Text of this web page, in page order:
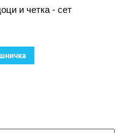
has
The
chosen
и четка - сет